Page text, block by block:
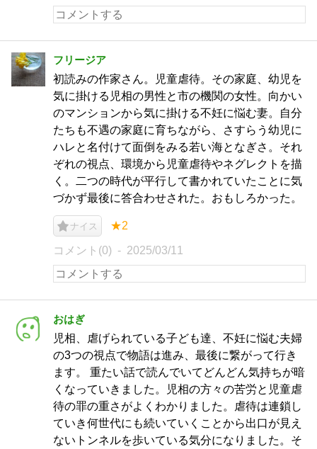
フリージア
初読みの作家さん。児童虐待。その家庭、幼児を
気に掛ける児相の男性と市の機関の女性。向かい
のマンションから気に掛ける不妊に悩む妻。自分
たちも不遇の家庭に育ちながら、さすらう幼児に
ハレと名付けて面倒をみる若い海となぎさ。それ
ぞれの視点、環境から児童虐待やネグレクトを描
く。二つの時代が平行して書かれていたことに気
づかず最後に答合わせされた。おもしろかった。
ナイス ★2
コメント(0) 2025/03/11
おはぎ
児相、虐げられている子ども達、不妊に悩む夫婦
の3つの視点で物語は進み、最後に繋がって行き
ます。 重たい話で読んでいてどんどん気持ちが暗
くなっていきました。児相の方々の苦労と児童虐
待の罪の重さがよくわかりました。虐待は連鎖し
ていき何世代にも続いていくことから出口が見え
ないトンネルを歩いている気分になりました。そ